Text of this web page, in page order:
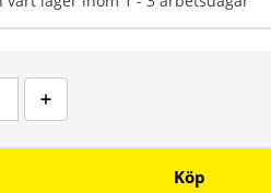
Köp